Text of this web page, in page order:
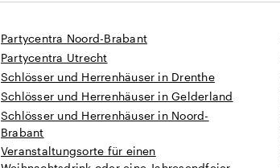
Partycentra Noord-Brabant
Partycentra Utrecht
Schlösser und Herrenhäuser in Drenthe
Schlösser und Herrenhäuser in Gelderland
Schlösser und Herrenhäuser in Noord-
Brabant
Veranstaltungsorte für einen